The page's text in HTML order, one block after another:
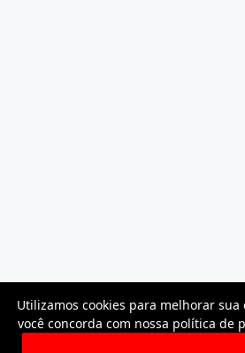
Utilizamos cookies para melhorar sua
você concorda com nossa política de